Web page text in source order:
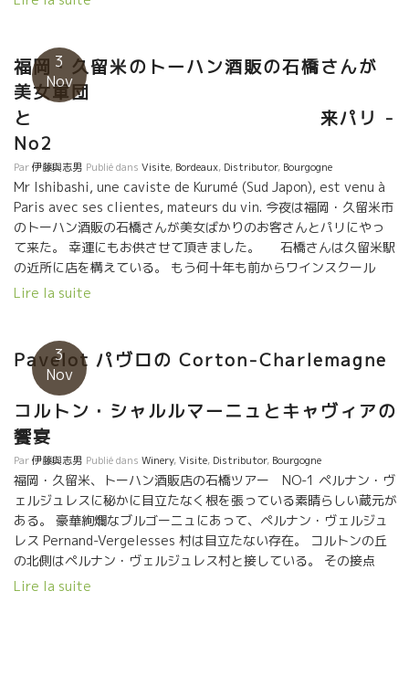
3
Nov
福岡・久留米のトーハン酒販の石橋さんが
美女軍団
と 来パリ -
No2
Par伊藤與志男 Publié dans Visite, Bordeaux, Distributor, Bourgogne
Mr Ishibashi, une caviste de Kurumé (Sud Japon), est venu à
Paris avec ses clientes, mateurs du vin. 今夜は福岡・久留米市
のトーハン酒販の石橋さんが美女ばかりのお客さんとパリにやっ
て来た。 幸運にもお供させて頂きました。 石橋さんは久留米駅
の近所に店を構えている。 もう何十年も前からワインスクール
“和飲学園” をやっている。 ワインスクールのお客さんと時々フラ
ニュの真髄とキャヴィアを楽しんだ。 一般のお客さんがボルドー
だけのワインツアーを組んでしまうとは、凄い時代になったもの
だ。 お話を聞くと、『久留米でワインスクールの後の飲み会で、
ボルドーのワインを飲んでいて、皆でボルドーに行こう！』 と決
定してしまったようです。 フルマラソンに出場する人もいたり、
皆さんの元気ぶりには驚かされました。 ワインは毎日、欠かさず
に飲んでいるとの、ことでした。 流石、九州の女性は凄い！！ ご
一緒させていただき有難うございました。 石橋さん、有難うござ
いました。 店をでるとシャンゼリゼ通り、凱旋門が美しくライト
アップされていました。
Lire la suite
3
Nov
Pavelot パヴロの Corton-Charlemagne
コルトン・シャルルマーニュとキャヴィアの
饗宴
Par伊藤與志男 Publié dans Winery,Visite, Distributor, Bourgogne
福岡・久留米、トーハン酒販店の石橋ツアー NO-1 ペルナン・ヴ
ェルジュレスに秘かに目立たなく根を張っている素晴らしい蔵元が
ある。 豪華絢爛なブルゴーニュにあって、ペルナン・ヴェルジュ
レス Pernand-Vergelesses 村は目立たない存在。 コルトンの丘
の北側はペルナン・ヴェルジュレス村と接している。 その接点
に、この Pavelot パヴロ醸造がある。 パヴロ家の所有するグラ
Lire la suite